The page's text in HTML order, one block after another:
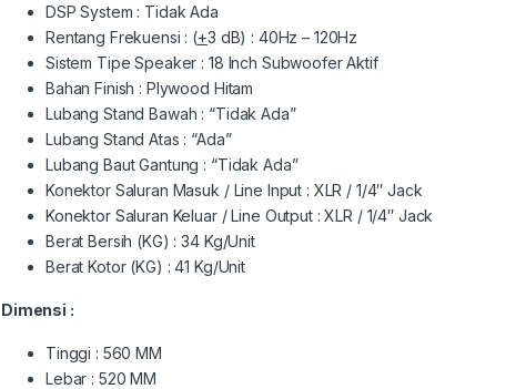
DSP System : Tidak Ada
Rentang Frekuensi : (+3 dB) : 40Hz – 120Hz
Sistem Tipe Speaker : 18 Inch Subwoofer Aktif
Bahan Finish : Plywood Hitam
Lubang Stand Bawah : “Tidak Ada”
Lubang Stand Atas : “Ada”
Lubang Baut Gantung : “Tidak Ada”
Konektor Saluran Masuk / Line Input : XLR / 1/4″ Jack
Konektor Saluran Keluar / Line Output : XLR / 1/4″ Jack
Berat Bersih (KG) : 34 Kg/Unit
Berat Kotor (KG) : 41 Kg/Unit
Dimensi :
Tinggi : 560 MM
Lebar : 520 MM